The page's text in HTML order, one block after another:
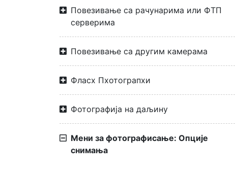
Повезивање са рачунарима или ФТП
серверима
Повезивање са другим камерама
Фласх Пхотограпхи
Фотографија на даљину
Мени за фотографисање: Опције
снимања